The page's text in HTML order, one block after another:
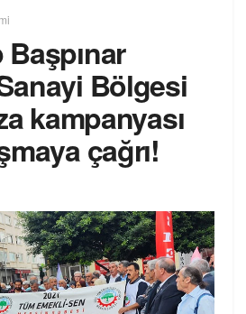
Bölgesi
kampanyası
çağrı!